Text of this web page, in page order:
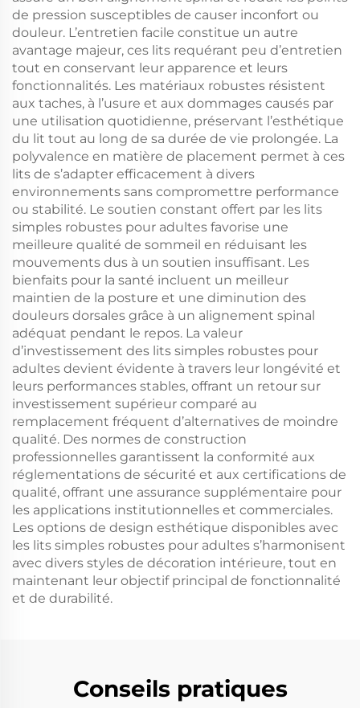
de pression susceptibles de causer inconfort ou
douleur. L’entretien facile constitue un autre
avantage majeur, ces lits requérant peu d’entretien
tout en conservant leur apparence et leurs
fonctionnalités. Les matériaux robustes résistent
aux taches, à l’usure et aux dommages causés par
une utilisation quotidienne, préservant l’esthétique
du lit tout au long de sa durée de vie prolongée. La
polyvalence en matière de placement permet à ces
lits de s’adapter efficacement à divers
environnements sans compromettre performance
ou stabilité. Le soutien constant offert par les lits
simples robustes pour adultes favorise une
meilleure qualité de sommeil en réduisant les
mouvements dus à un soutien insuffisant. Les
bienfaits pour la santé incluent un meilleur
maintien de la posture et une diminution des
douleurs dorsales grâce à un alignement spinal
adéquat pendant le repos. La valeur
d’investissement des lits simples robustes pour
adultes devient évidente à travers leur longévité et
leurs performances stables, offrant un retour sur
investissement supérieur comparé au
remplacement fréquent d’alternatives de moindre
qualité. Des normes de construction
professionnelles garantissent la conformité aux
réglementations de sécurité et aux certifications de
qualité, offrant une assurance supplémentaire pour
les applications institutionnelles et commerciales.
Les options de design esthétique disponibles avec
les lits simples robustes pour adultes s’harmonisent
avec divers styles de décoration intérieure, tout en
maintenant leur objectif principal de fonctionnalité
et de durabilité.
Conseils pratiques